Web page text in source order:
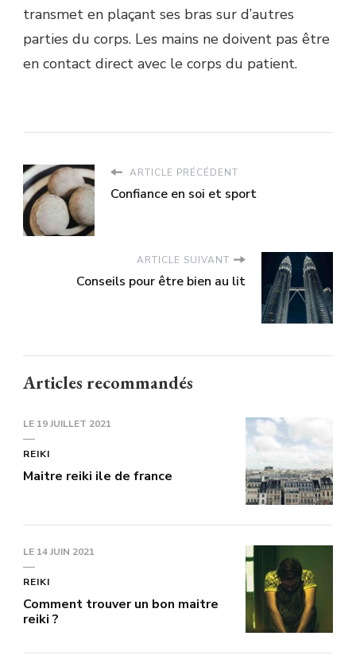
transmet en plaçant ses bras sur d’autres
parties du corps. Les mains ne doivent pas être
en contact direct avec le corps du patient.
ARTICLE PRÉCÉDENT
Confiance en soi et sport
ARTICLE SUIVANT
Conseils pour être bien au lit
Articles recommandés
LE 19 JUILLET 2021
REIKI
Maitre reiki ile de france
LE 14 JUIN 2021
REIKI
Comment trouver un bon maitre
reiki ?